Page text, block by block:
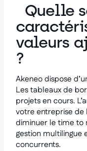
Quelle
valeurs
?
Akeneo dispose
Les tableaux de
projets en cours.
votre entreprise de
diminuer le time to
gestion multilingue
concurrents.